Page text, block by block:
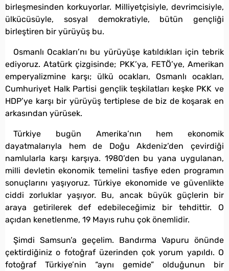
birleşmesinden korkuyorlar. Milliyetçisiyle, devrimcisiyle,
ülkücüsüyle, sosyal demokratiyle, bütün gençliği
birleştiren bir yürüyüş bu.
Osmanlı Ocakları’nı bu yürüyüşe katıldıkları için tebrik
ediyoruz. Atatürk çizgisinde; PKK’ya, FETÖ’ye, Amerikan
emperyalizmine karşı; ülkü ocakları, Osmanlı ocakları,
Cumhuriyet Halk Partisi gençlik teşkilatları keşke PKK ve
HDP’ye karşı bir yürüyüş tertiplese de biz de koşarak en
arkasından yürüsek.
Türkiye bugün Amerika’nın hem ekonomik
dayatmalarıyla hem de Doğu Akdeniz’den çevirdiği
namlularla karşı karşıya. 1980’den bu yana uygulanan,
milli devletin ekonomik temelini tasfiye eden programın
sonuçlarını yaşıyoruz. Türkiye ekonomide ve güvenlikte
ciddi zorluklar yaşıyor. Bu, ancak büyük güçlerin bir
araya getirilerek def edebileceğimiz bir tehdittir. O
açıdan kenetlenme, 19 Mayıs ruhu çok önemlidir.
Şimdi Samsun’a geçelim. Bandırma Vapuru önünde
çektirdiğiniz o fotoğraf üzerinden çok yorum yapıldı. O
fotoğraf Türkiye’nin “aynı gemide” olduğunun bir